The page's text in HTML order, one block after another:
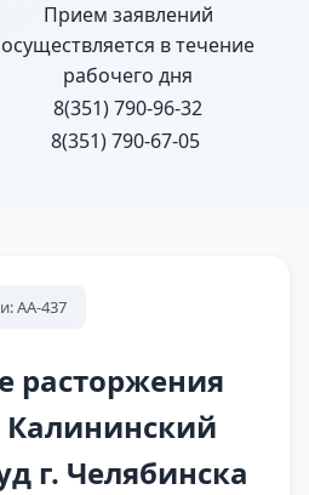
Прием заявлений
осуществляется в течение
рабочего дня
8(351) 790-96-32
8(351) 790-67-05
АА-437
расторжения
Калининский
г. Челябинска